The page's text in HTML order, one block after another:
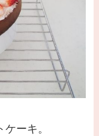
ーキ。